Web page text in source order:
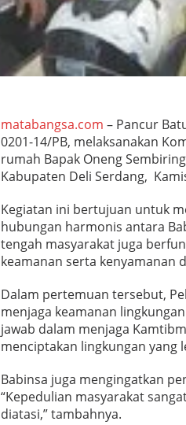
o
m
s
d
e
s
B
i
t
n
g
M
r
i
a
h
u
t
u
k
J
matabangsa.com – Pancur
0201-14/PB, melaksanakan
rumah Bapak Oneng
Kabupaten Deli Serdang,
Kegiatan ini bertujuan untuk
hubungan harmonis antara
tengah masyarakat juga
keamanan serta kenyamanan
Dalam pertemuan tersebut,
menjaga keamanan
jawab dalam menjaga
menciptakan lingkungan yang
Babinsa juga mengingatkan
“Kepedulian masyarakat
diatasi,” tambahnya.